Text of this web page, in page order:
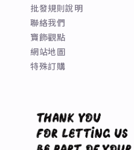
批發規則說明
聯絡我們
寶飾觀點
網站地圖
特殊訂購